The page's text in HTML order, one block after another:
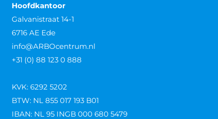
Hoofdkantoor
Galvanistraat 14-1
6716 AE Ede
info@ARBOcentrum.nl
+31 (0) 88 123 0 888
KVK: 6292 5202
BTW: NL 855 017 193 B01
IBAN: NL 95 INGB 000 680 5479